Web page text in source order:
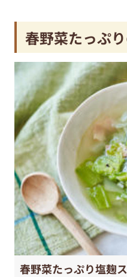
春野菜たっぷ
春野菜たっぷり塩麹